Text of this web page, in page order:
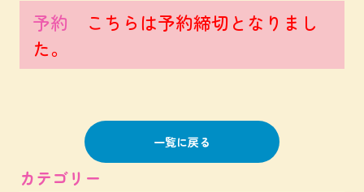
予約
こちらは予約締切となりまし
た。
一覧に戻る
カテゴリー